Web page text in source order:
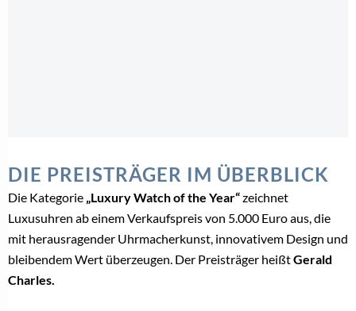
DIE PREISTRÄGER IM ÜBERBLICK
Die Kategorie „Luxury Watch of the Year“zeichnet
Luxusuhren ab einem Verkaufspreis von 5.000 Euro aus, die
mit herausragender Uhrmacherkunst, innovativem Design und
bleibendem Wert überzeugen. Der Preisträger heißtGerald
Charles.